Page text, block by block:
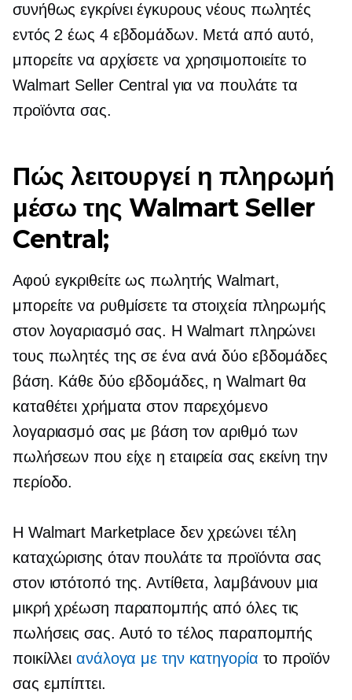
συνήθως εγκρίνει έγκυρους νέους πωλητές
εντός 2 έως 4 εβδομάδων. Μετά από αυτό,
μπορείτε να αρχίσετε να χρησιμοποιείτε το
Walmart Seller Central για να πουλάτε τα
προϊόντα σας.
Πώς λειτουργεί η πληρωμή
μέσω της Walmart Seller
Central;
Αφού εγκριθείτε ως πωλητής Walmart,
μπορείτε να ρυθμίσετε τα στοιχεία πληρωμής
στον λογαριασμό σας. Η Walmart πληρώνει
τους πωλητές της σε ένα ανά δύο εβδομάδες
βάση. Κάθε δύο εβδομάδες, η Walmart θα
καταθέτει χρήματα στον παρεχόμενο
λογαριασμό σας με βάση τον αριθμό των
πωλήσεων που είχε η εταιρεία σας εκείνη την
περίοδο.
Η Walmart Marketplace δεν χρεώνει τέλη
καταχώρισης όταν πουλάτε τα προϊόντα σας
στον ιστότοπό της. Αντίθετα, λαμβάνουν μια
μικρή χρέωση παραπομπής από όλες τις
πωλήσεις σας. Αυτό το τέλος παραπομπής
ποικίλλειανάλογα με την κατηγορία το προϊόν
σας εμπίπτει.